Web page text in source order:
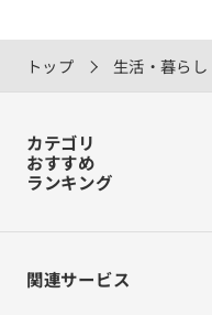
トップ 生活・暮らし
カテゴリ
おすすめ
ランキング
関連サービス